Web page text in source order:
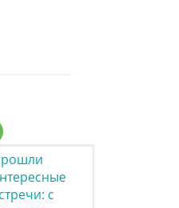
с